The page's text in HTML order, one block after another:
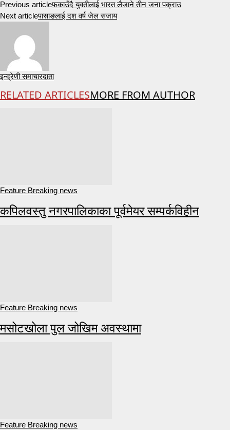
Previous articleफकाउँदै युवतीलाई भारत लैजाने तीन जना पक्राउ
Next articleपासाङलाई दश वर्ष जेल सजाय
इन्द्रेणी समाचारदाता
RELATED ARTICLESMORE FROM AUTHOR
Feature Breaking news
कपिलवस्तु नगरपालिकाका पूर्वमेयर सम्पर्कविहीन
Feature Breaking news
मसोटखोला पुल जोखिम अवस्थामा
Feature Breaking news